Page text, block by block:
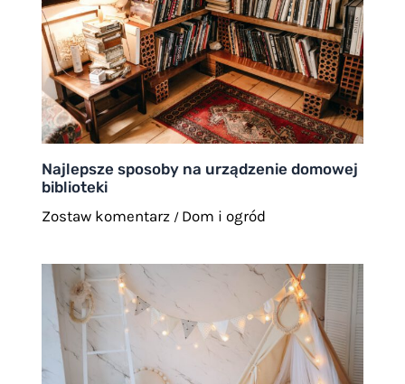
Najlepsze sposoby na urządzenie domowej
biblioteki
Zostaw komentarz / Dom i ogród